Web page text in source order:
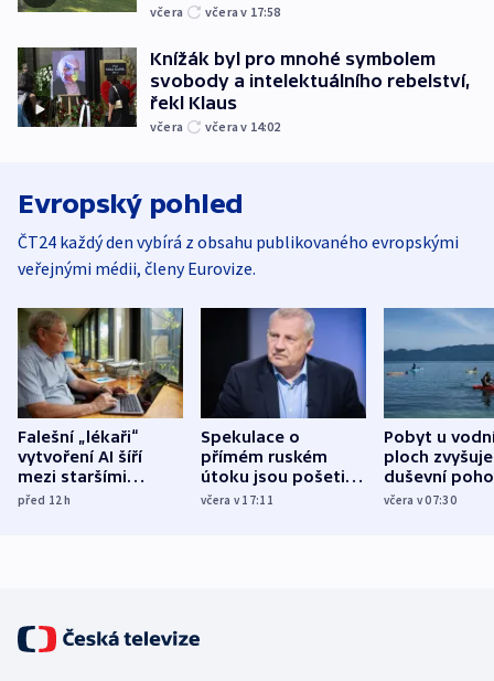
včera včera v 17:58
Knížák byl pro mnohé symbolem
svobody a intelektuálního rebelství,
řekl Klaus
včera včera v 14:02
Evropský pohled
ČT24 každý den vybírá z obsahu publikovaného evropskými
veřejnými médii, členy Eurovize.
Falešní „lékaři“
vytvoření AI šíří
mezi staršími
Poláky nebezpečné
před 12h
Spekulace o
přímém ruském
útoku jsou pošetilé,
míní estonský
včera v 17:11
Pobyt u
ploch zvyšuje
duševní
ukázala
včera v 07:30